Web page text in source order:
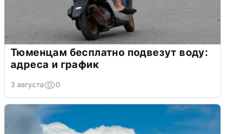
Тюменцам бесплатно подвезут воду:
адреса и график
3 августа 0